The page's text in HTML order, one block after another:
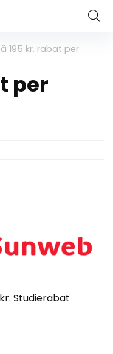
195 kr. rabat per
per
Studierabat